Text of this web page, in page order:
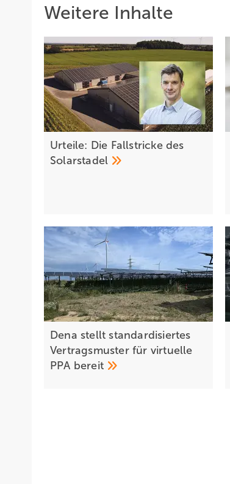
Weitere Inhalte
Urteile: Die Fallstricke des
Solarstadel
Dena stellt standardisiertes
Vertragsmuster für virtuelle
PPA bereit